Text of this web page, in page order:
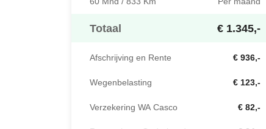
Totaal € 1.345,-
Afschrijving en Rente € 936,-
Wegenbelasting € 123,-
Verzekering WA Casco € 82,-